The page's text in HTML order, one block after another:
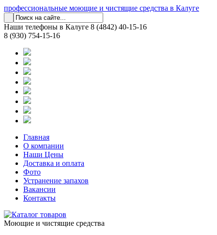
профессиональные моющие и чистящие средства в Калуге
Наши телефоны в Калуге 8 (4842) 40-15-16
8 (930) 754-15-16
Главная
О компании
Наши Цены
Доставка и оплата
Фото
Устранение запахов
Вакансии
Контакты
Моющие и чистящие средства